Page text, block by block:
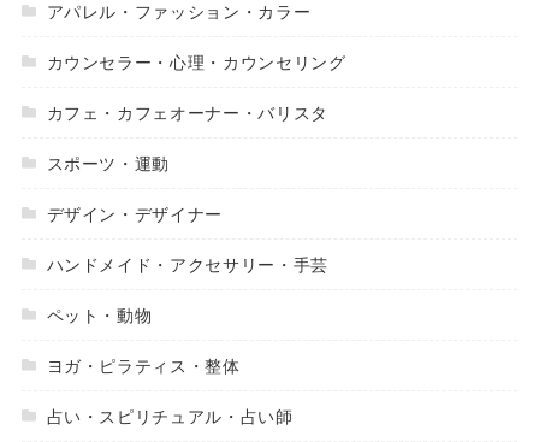
アパレル・ファッション・カラー
カウンセラー・心理・カウンセリング
カフェ・カフェオーナー・バリスタ
スポーツ・運動
デザイン・デザイナー
ハンドメイド・アクセサリー・手芸
ペット・動物
ヨガ・ピラティス・整体
占い・スピリチュアル・占い師